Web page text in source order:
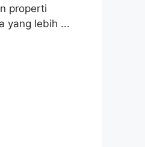
properti
yang lebih ...